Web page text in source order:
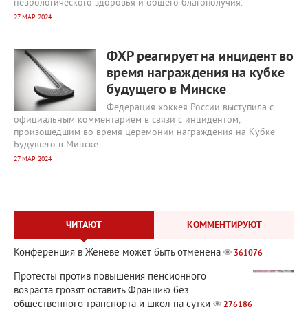
неврологического здоровья и общего благополучия.
27 МАР 2024
ФХР реагирует на инцидент во
время награждения на кубке
будущего в Минске
Федерация хоккея России выступила с
официальным комментарием в связи с инцидентом,
произошедшим во время церемонии награждения на Кубке
Будущего в Минске.
27 МАР 2024
ЧИТАЮТ КОММЕНТИРУЮТ
Конференция в Женеве может быть отменена 361076
Протесты против повышения пенсионного
возраста грозят оставить Францию без
общественного транспорта и школ на сутки
276186